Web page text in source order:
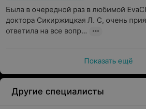
Была в очередной раз в любимой
доктора Сикиржицкая Л. С, очень
ответила на все вопр...
Показать ещё
Другие специалисты